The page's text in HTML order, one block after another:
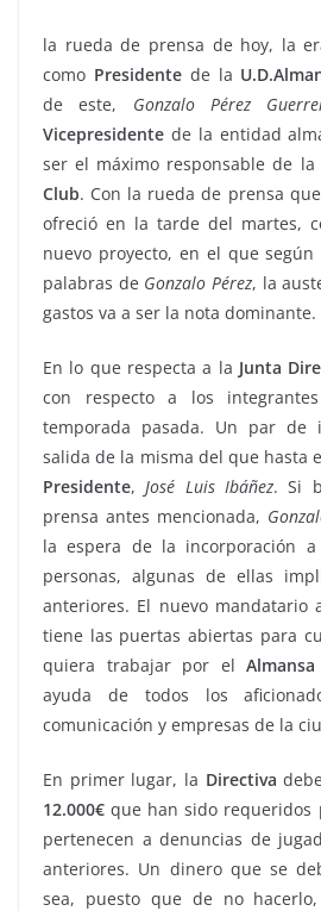
la rueda de prensa de hoy, la
como Presidentede la
de este, Gonzalo Pérez
Vicepresidente de la entidad
ser el máximo responsable de
Club. Con la rueda de prensa
ofreció en la tarde del martes,
nuevo proyecto, en el que
palabras de Gonzalo Pérez, la
gastos va a ser la nota dominante.
En lo que respecta a la Junta
con respecto a los
temporada pasada. Un par de
salida de la misma del que hasta
Presidente, José Luis Ibáñez. Si
prensa antes mencionada,
la espera de la incorporación a
personas, algunas de ellas
anteriores. El nuevo mandatario
tiene las puertas abiertas para
quiera trabajar por el Almansa
ayuda de todos los
comunicación y empresas de la
En primer lugar, la Directiva
12.000€ que han sido requeridos
pertenecen a denuncias de
anteriores. Un dinero que se
sea, puesto que de no